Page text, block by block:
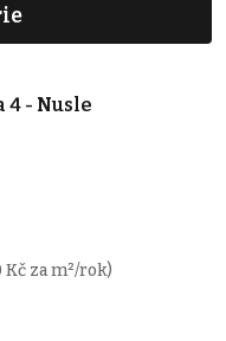
4 - Nusle
Kč za m²/rok)